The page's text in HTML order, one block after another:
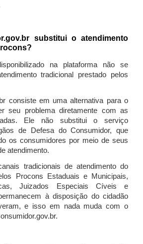
substitui o atendimento
na plataforma não se
tradicional prestado pelos
consiste em uma alternativa para o
seu problema diretamente com as
Ele não substitui o serviço
de Defesa do Consumidor, que
os consumidores por meio de seus
atendimento.
tradicionais de atendimento do
Procons Estaduais e Municipais,
Juizados Especiais Cíveis e
à disposição do cidadão
e isso em nada muda com o